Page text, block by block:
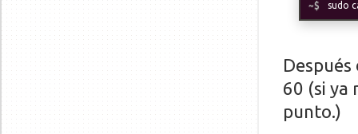
sudo
60 (si ya
punto.)